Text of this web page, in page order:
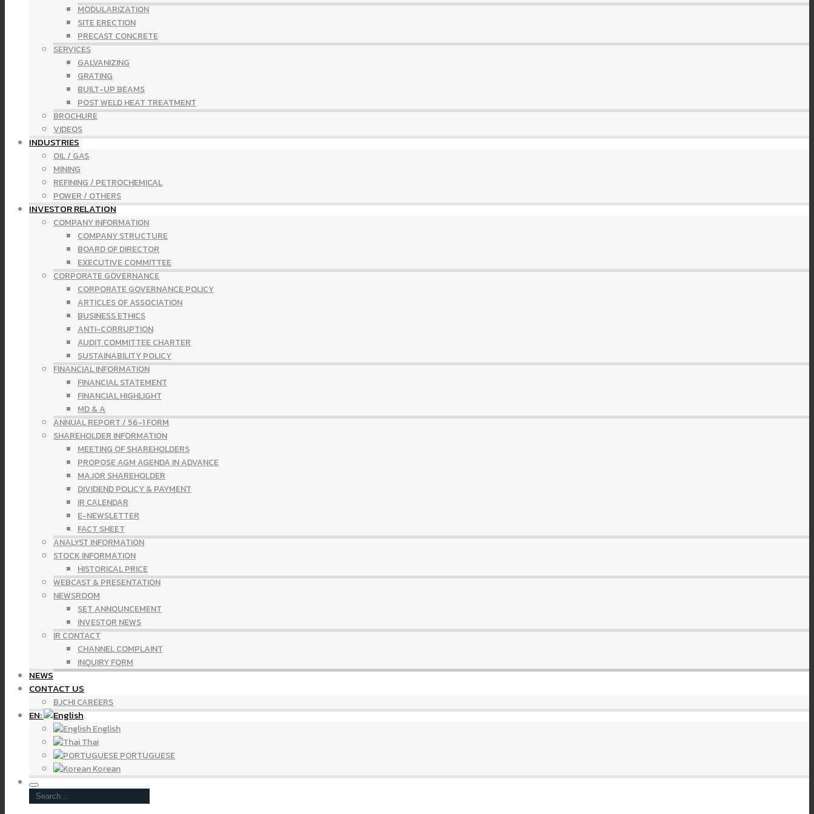
MODULARIZATION
SITE ERECTION
PRECAST CONCRETE
SERVICES
GALVANIZING
GRATING
BUILT-UP BEAMS
POST WELD HEAT TREATMENT
BROCHURE
VIDEOS
INDUSTRIES
OIL / GAS
MINING
REFINING / PETROCHEMICAL
POWER / OTHERS
INVESTOR RELATION
COMPANY INFORMATION
COMPANY STRUCTURE
BOARD OF DIRECTOR
EXECUTIVE COMMITTEE
CORPORATE GOVERNANCE
CORPORATE GOVERNANCE POLICY
ARTICLES OF ASSOCIATION
BUSINESS ETHICS
ANTI-CORRUPTION
AUDIT COMMITTEE CHARTER
SUSTAINABILITY POLICY
FINANCIAL INFORMATION
FINANCIAL STATEMENT
FINANCIAL HIGHLIGHT
MD & A
ANNUAL REPORT / 56-1 FORM
SHAREHOLDER INFORMATION
MEETING OF SHAREHOLDERS
PROPOSE AGM AGENDA IN ADVANCE
MAJOR SHAREHOLDER
DIVIDEND POLICY & PAYMENT
IR CALENDAR
E-NEWSLETTER
FACT SHEET
ANALYST INFORMATION
STOCK INFORMATION
HISTORICAL PRICE
WEBCAST & PRESENTATION
NEWSROOM
SET ANNOUNCEMENT
INVESTOR NEWS
IR CONTACT
CHANNEL COMPLAINT
INQUIRY FORM
NEWS
CONTACT US
BJCHI CAREERS
EN:
English
Thai
PORTUGUESE
Korean